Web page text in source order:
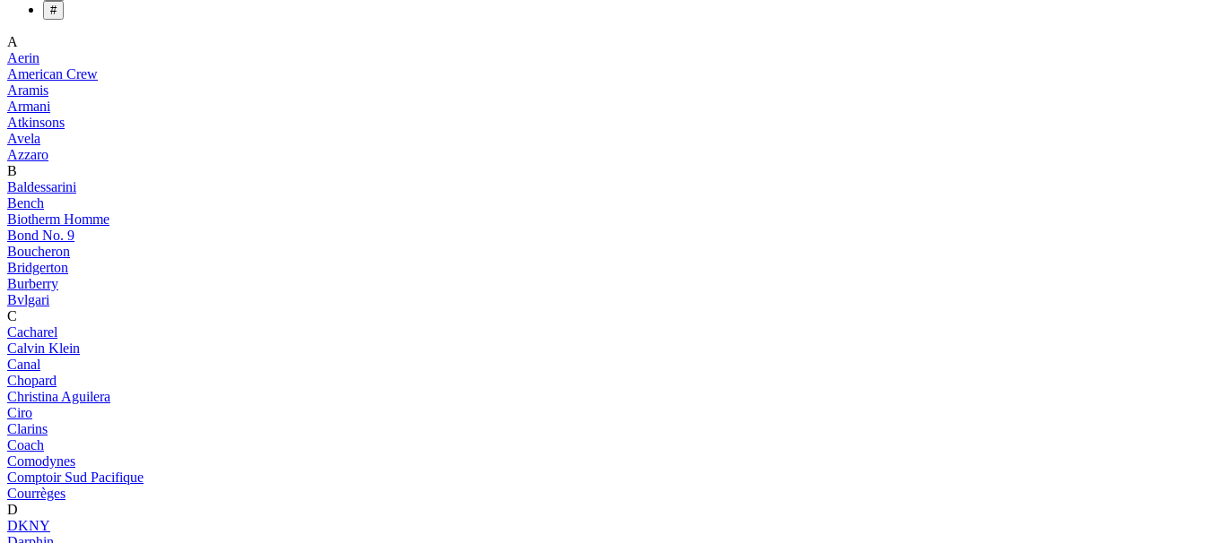
#
A
Aerin
American Crew
Aramis
Armani
Atkinsons
Avela
Azzaro
B
Baldessarini
Bench
Biotherm Homme
Bond No. 9
Boucheron
Bridgerton
Burberry
Bvlgari
C
Cacharel
Calvin Klein
Canal
Chopard
Christina Aguilera
Ciro
Clarins
Coach
Comodynes
Comptoir Sud Pacifique
Courrèges
D
DKNY